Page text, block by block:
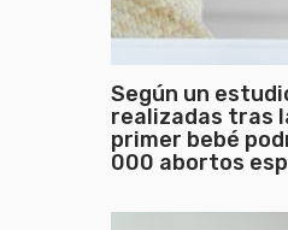
Según un
realizadas tras
primer bebé
000 abortos